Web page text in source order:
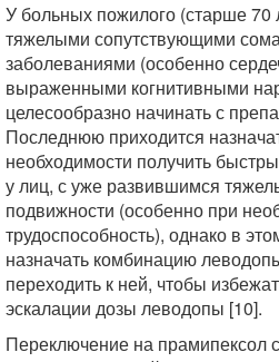
У больных пожилого (старше 70
тяжелыми сопутствующими
заболеваниями (особенно
выраженными когнитивными
целесообразно начинать с
Последнюю приходится
необходимости получить
у лиц, с уже развившимся
подвижности (особенно при
трудоспособность), однако в
назначать комбинацию
переходить к ней, чтобы
эскалации дозы леводопы [10].
Переключение на прамипексол